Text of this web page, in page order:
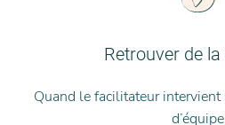
Retrouver de
Quand le facilitateur